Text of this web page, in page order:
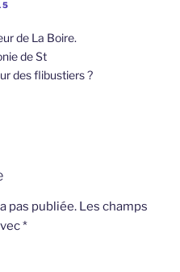
de La Boire.
de St
des flibustiers ?
pas publiée. Les champs
*